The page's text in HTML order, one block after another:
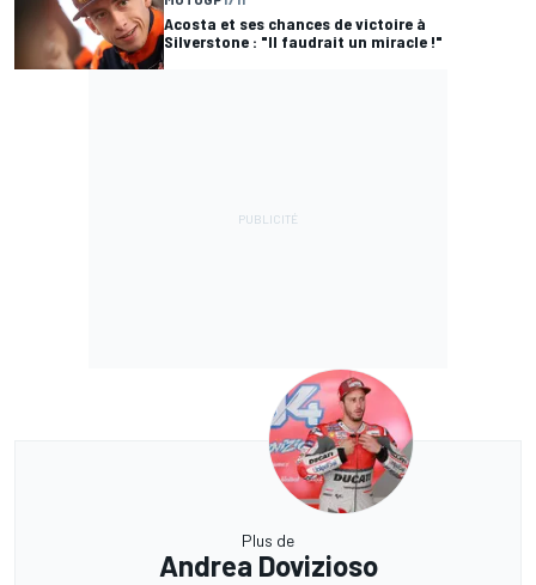
Acosta et ses chances de victoire à
Silverstone : "Il faudrait un miracle !"
Plus de
Andrea Dovizioso